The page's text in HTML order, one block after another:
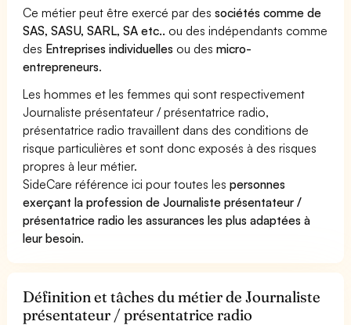
Ce métier peut être exercé par dessociétés comme de
SAS, SASU, SARL, SA etc.. ou des indépendants comme
des Entreprises individuelles ou desmicro-
entrepreneurs.
Les hommes et les femmes qui sont respectivement
Journaliste présentateur / présentatrice radio,
présentatrice radio travaillent dans des conditions de
risque particulières et sont donc exposés à des risques
propres à leur métier.
SideCare référence ici pour toutes lespersonnes
exerçant la profession de Journaliste présentateur /
présentatrice radio les assurances les plus adaptées à
leur besoin.
Définition et tâches du métier de Journaliste
présentateur / présentatrice radio